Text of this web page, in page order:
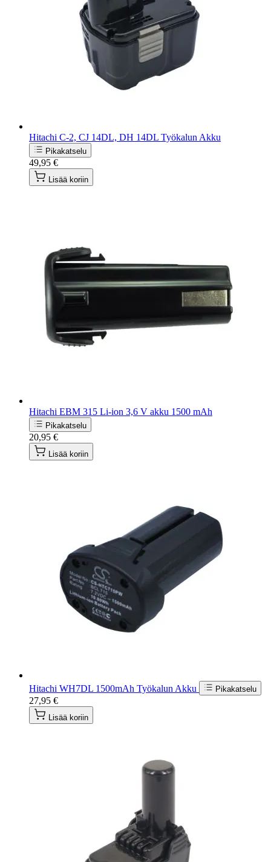
Hitachi C-2, CJ 14DL, DH 14DL Työkalun Akku
Pikakatselu
49,95 €
Lisää koriin
Hitachi EBM 315 Li-ion 3,6 V akku 1500 mAh
Pikakatselu
20,95 €
Lisää koriin
Hitachi WH7DL 1500mAh Työkalun Akku Pikakatselu
27,95 €
Lisää koriin